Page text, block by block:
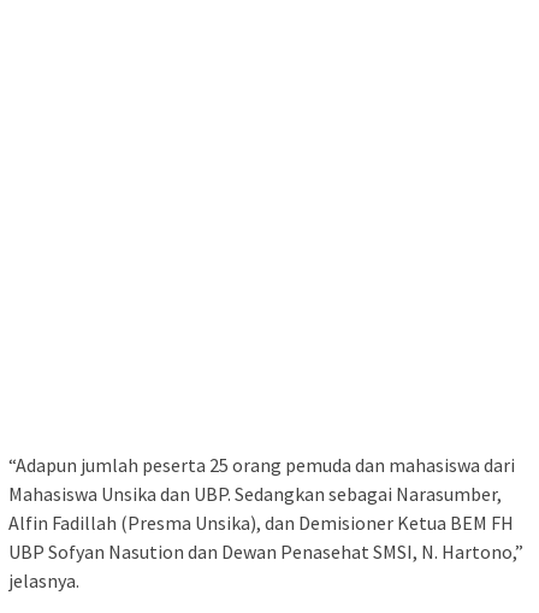
“Adapun jumlah peserta 25 orang pemuda dan mahasiswa dari
Mahasiswa Unsika dan UBP. Sedangkan sebagai Narasumber,
Alfin Fadillah (Presma Unsika), dan Demisioner Ketua BEM FH
UBP Sofyan Nasution dan Dewan Penasehat SMSI, N. Hartono,”
jelasnya.